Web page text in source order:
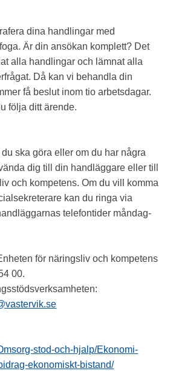
dina handlingar med
Är din ansökan komplett? Det
alla handlingar och lämnat alla
Då kan vi behandla din
få beslut inom tio arbetsdagar.
följa ditt ärende.
ska göra eller om du har några
dig till din handläggare eller till
och kompetens. Om du vill komma
kan du ringa via
telefontider måndag-
för näringsliv och kompetens
00.
stod-och-hjalp/Ekonomi-
ekonomiskt-bistand/